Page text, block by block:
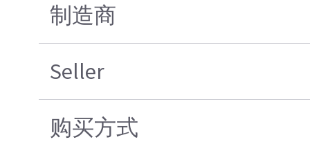
制造商
Seller
购买方式